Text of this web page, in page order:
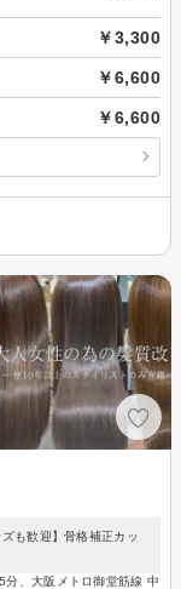
￥3,300
￥6,600
￥6,600
も歓迎】骨格補正カッ
分、大阪メトロ御堂筋線 中